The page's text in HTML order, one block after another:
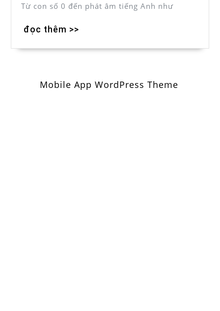
Từ con số 0 đến phát âm tiếng Anh như
đọc thêm >>
Mobile App WordPress Theme